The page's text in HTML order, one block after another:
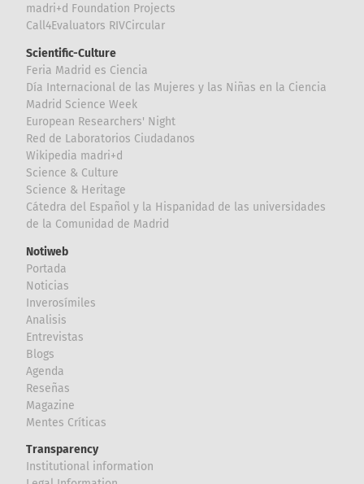
madri+d Foundation Projects
Call4Evaluators RIVCircular
Scientific-Culture
Feria Madrid es Ciencia
Día Internacional de las Mujeres y las Niñas en la Ciencia
Madrid Science Week
European Researchers' Night
Red de Laboratorios Ciudadanos
Wikipedia madri+d
Science & Culture
Science & Heritage
Cátedra del Español y la Hispanidad de las universidades
de la Comunidad de Madrid
Notiweb
Portada
Noticias
Inverosímiles
Analisis
Entrevistas
Blogs
Agenda
Reseñas
Magazine
Mentes Críticas
Transparency
Institutional information